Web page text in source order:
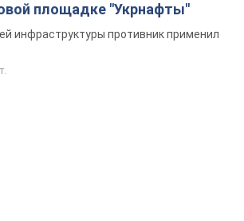
площадке "Укрнафты"
инфраструктуры противник применил